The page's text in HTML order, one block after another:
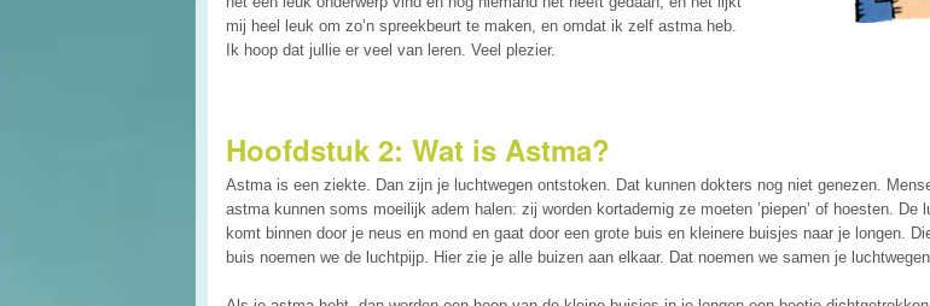
mij heel leuk om zo’n spreekbeurt te maken, en omdat ik zelf astma heb.
Ik hoop dat jullie er veel van leren. Veel plezier.
Hoofdstuk 2: Wat is Astma?
Astma is een ziekte. Dan zijn je luchtwegen ontstoken. Dat kunnen dokters nog niet genezen.
astma kunnen soms moeilijk adem halen: zij worden kortademig ze moeten ’piepen’ of hoesten. De
komt binnen door je neus en mond en gaat door een grote buis en kleinere buisjes naar je longen.
buis noemen we de luchtpijp. Hier zie je alle buizen aan elkaar. Dat noemen we samen je